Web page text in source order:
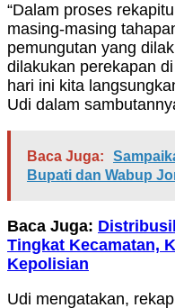
“Dalam proses
masing-masing
pemungutan yang
dilakukan perekapan
hari ini kita
Udi dalam
Baca Juga:
Bupati dan Wabup
Baca Juga:
Tingkat Kecamatan,
Kepolisian
Udi mengatakan,